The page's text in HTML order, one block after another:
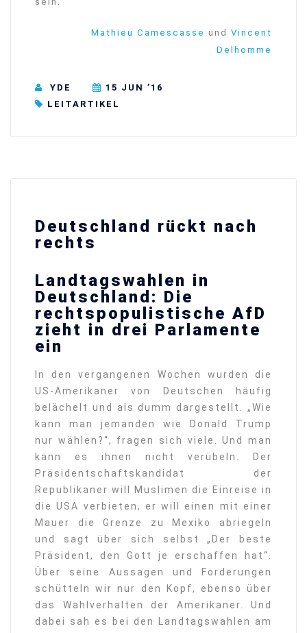
Mathieu Camescasse und Vincent
Delhomme
YDE
15 JUN ’16
LEITARTIKEL
Deutschland rückt nach
rechts
Landtagswahlen in
Deutschland: Die
rechtspopulistische AfD
zieht in drei Parlamente
ein
In den vergangenen Wochen wurden die
US-Amerikaner von Deutschen häufig
belächelt und als dumm dargestellt. „Wie
kann man jemanden wie Donald Trump
nur wählen?“, fragen sich viele. Und man
kann es ihnen nicht verübeln. Der
Präsidentschaftskandidat der
Republikaner will Muslimen die Einreise in
die USA verbieten, er will einen mit einer
Mauer die Grenze zu Mexiko abriegeln
und sagt über sich selbst „Der beste
Präsident, den Gott je erschaffen hat“.
Über seine Aussagen und Forderungen
schütteln wir nur den Kopf, ebenso über
das Wahlverhalten der Amerikaner. Und
dabei sah es bei den Landtagswahlen am